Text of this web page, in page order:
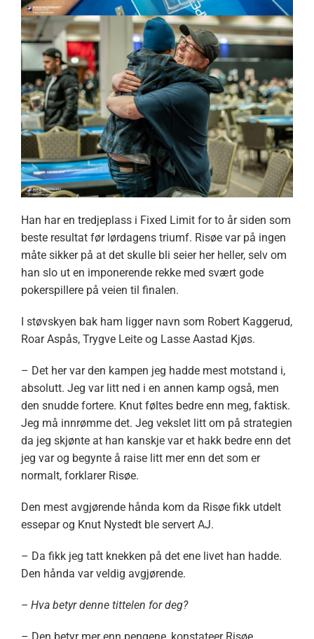
Han har en tredjeplass i Fixed Limit for to år siden som
beste resultat før lørdagens triumf. Risøe var på ingen
måte sikker på at det skulle bli seier her heller, selv om
han slo ut en imponerende rekke med svært gode
pokerspillere på veien til finalen.
I støvskyen bak ham ligger navn som Robert Kaggerud,
Roar Aspås, Trygve Leite og Lasse Aastad Kjøs.
– Det her var den kampen jeg hadde mest motstand i,
absolutt. Jeg var litt ned i en annen kamp også, men
den snudde fortere. Knut føltes bedre enn meg, faktisk.
Jeg må innrømme det. Jeg vekslet litt om på strategien
da jeg skjønte at han kanskje var et hakk bedre enn det
jeg var og begynte å raise litt mer enn det som er
normalt, forklarer Risøe.
Den mest avgjørende hånda kom da Risøe fikk utdelt
essepar og Knut Nystedt ble servert AJ.
– Da fikk jeg tatt knekken på det ene livet han hadde.
Den hånda var veldig avgjørende.
– Hva betyr denne tittelen for deg?
– Den betyr mer enn pengene, konstateer Risøe.